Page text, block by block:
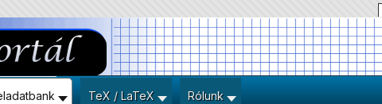
TeX / LaTeX Rólunk